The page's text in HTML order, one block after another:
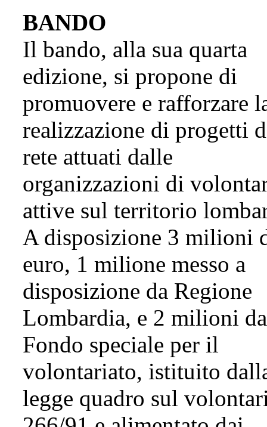
BANDO
Il bando, alla sua quarta
edizione, si propone di
promuovere e rafforzare
realizzazione di progetti
rete attuati dalle
organizzazioni di
attive sul territorio
A disposizione 3 milioni
euro, 1 milione messo a
disposizione da Regione
Lombardia, e 2 milioni
Fondo speciale per il
volontariato, istituito
legge quadro sul